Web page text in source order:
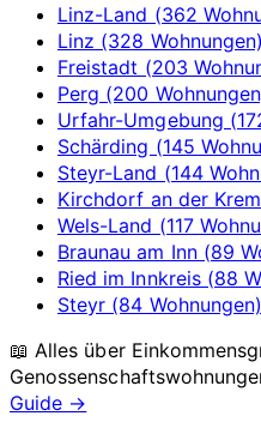
Linz-Land (362
Linz (328 Wohnungen)
Freistadt (203
Perg (200
Urfahr-Umgebung
Schärding (145
Steyr-Land (144
Kirchdorf an der
Wels-Land (117
Braunau am Inn (89
Ried im Innkreis (88
Steyr (84 Wohnungen)
📖 Alles über
Guide →